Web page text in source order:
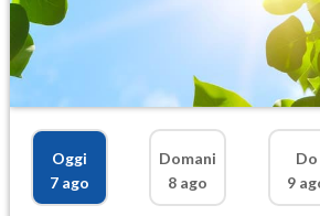
Oggi
7 ago
Domani
8 ago
Do
9